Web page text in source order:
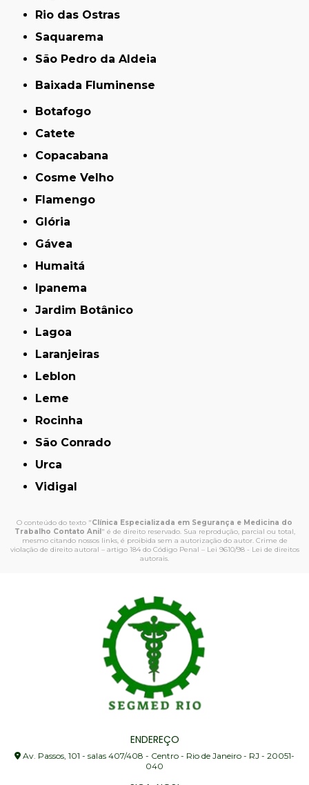
Rio das Ostras
Saquarema
São Pedro da Aldeia
Baixada Fluminense
Botafogo
Catete
Copacabana
Cosme Velho
Flamengo
Glória
Gávea
Humaitá
Ipanema
Jardim Botânico
Lagoa
Laranjeiras
Leblon
Leme
Rocinha
São Conrado
Urca
Vidigal
O conteúdo do texto "Clínica Especializada em Segurança e Medicina do
Trabalho Contato Anil" é de direito reservado. Sua reprodução, parcial ou total,
mesmo citando nossos links, é proibida sem a autorização do autor. Crime de
violação de direito autoral – artigo 184 do Código Penal – Lei 9610/98 - Lei de direitos
autorais.
ENDEREÇO
Av. Passos, 101 - salas 407/408 - Centro - Rio de Janeiro - RJ - 20051-
040